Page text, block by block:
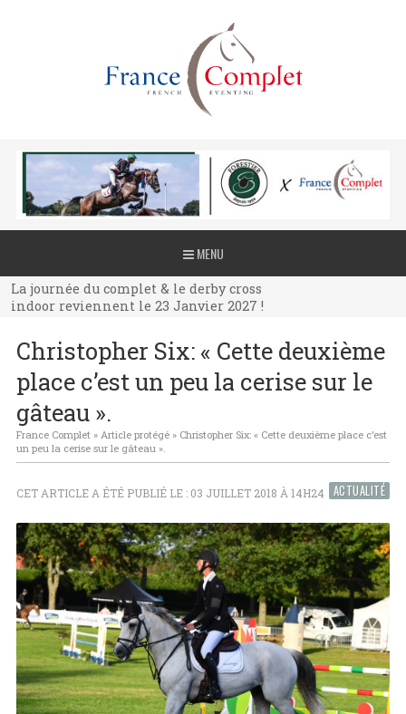
MENU
La journée du complet & le derby cross
indoor reviennent le 23 Janvier 2027 !
La journée du complet & le derby cross
indoor reviennent le 23 Janvier 2027 !
indoor reviennent le 23 Janvier 2027 !
Christopher Six: « Cette deuxième
place c’est un peu la cerise sur le
gâteau ».
France Complet» Article protégé» Christopher Six: « Cette deuxième place c’est
un peu la cerise sur le gâteau ».
ACTUALITÉ
CET ARTICLE A ÉTÉ PUBLIÉ LE : 03 JUILLET 2018 À 14H24